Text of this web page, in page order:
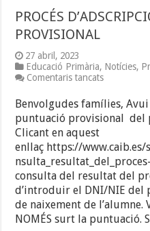
PROCÉS
PROVISIONAL
27 abril, 2023
Educació Primària, Notícies,
Comentaris tancatsa
A
IES.
Benvolgudes famílies,
puntuació provisional del
Clicant en aquest
enllaç https://
consulta del resultat del
d’introduir el DNI/NIE
de naixement de l’alumne.
NOMÉS surt la puntuació.